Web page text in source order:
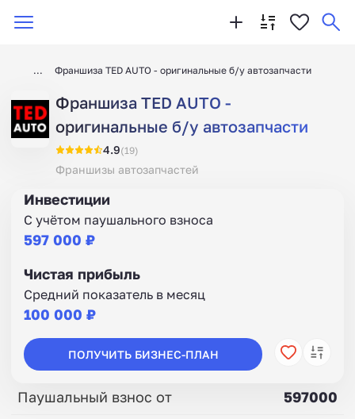
Франшиза TED AUTO - оригинальные б/у автозапчасти
Франшиза TED AUTO -
оригинальные б/у автозапчасти
4.9(19)
Франшизы автозапчастей
Инвестиции
С учётом паушального взноса
597 000 ₽
Чистая прибыль
Средний показатель в месяц
100 000 ₽
ПОЛУЧИТЬ БИЗНЕС-ПЛАН
Паушальный взнос от
597000